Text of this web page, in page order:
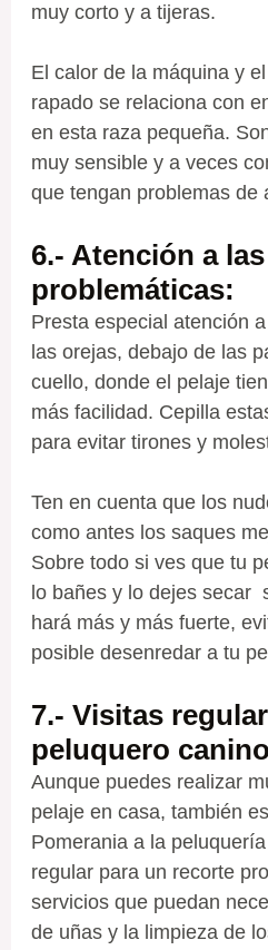
muy corto y a tijeras.
El calor de la máquina y
rapado se relaciona con
en esta raza pequeña.
muy sensible y a veces
que tengan problemas de
6.- Atención a
problemáticas:
Presta especial atención
las orejas, debajo de las
cuello, donde el pelaje
más facilidad. Cepilla
para evitar tirones y
Ten en cuenta que los
como antes los saques
Sobre todo si ves que tu
lo bañes y lo dejes secar
hará más y más fuerte,
posible desenredar a tu
7.- Visitas
peluquero canino
Aunque puedes realizar
pelaje en casa, también
Pomerania a la
regular para un recorte
servicios que puedan
de uñas y la limpieza de